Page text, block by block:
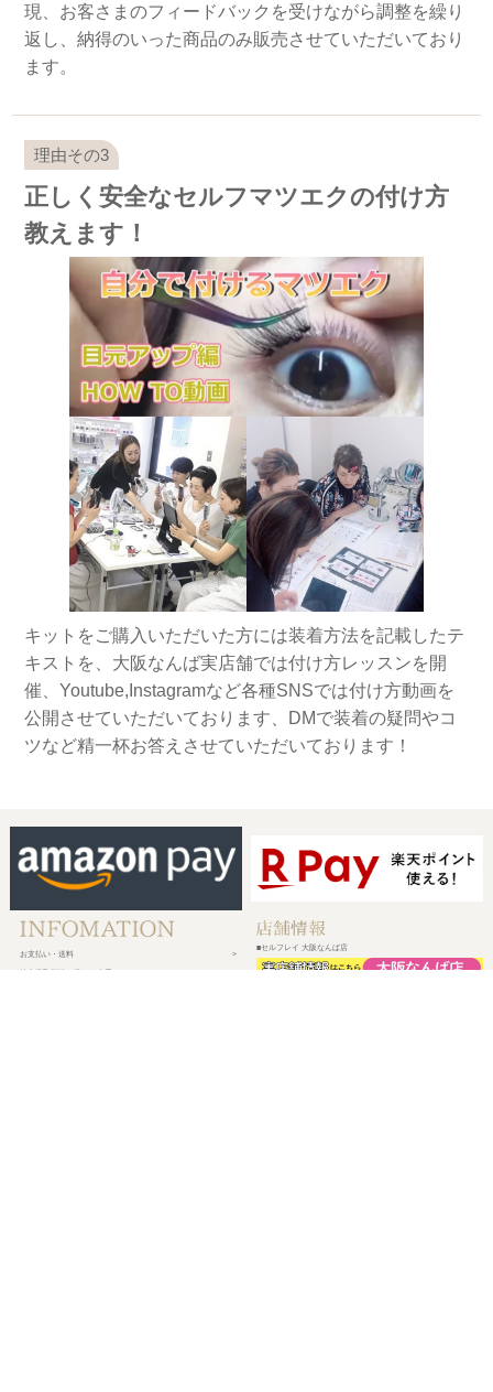
現、お客さまのフィードバックを受けながら調整を繰り
返し、納得のいった商品のみ販売させていただいており
ます。
正しく安全なセルフマツエクの付け方
教えます！
キットをご購入いただいた方には装着方法を記載したテ
キストを、大阪なんば実店舗では付け方レッスンを開
催、Youtube,Instagramなど各種SNSでは付け方動画を
公開させていただいております、DMで装着の疑問やコ
ツなど精一杯お答えさせていただいております！
お支払い・送料
特定商取引法に基づく表示
■セルフレイ 大阪なんば店